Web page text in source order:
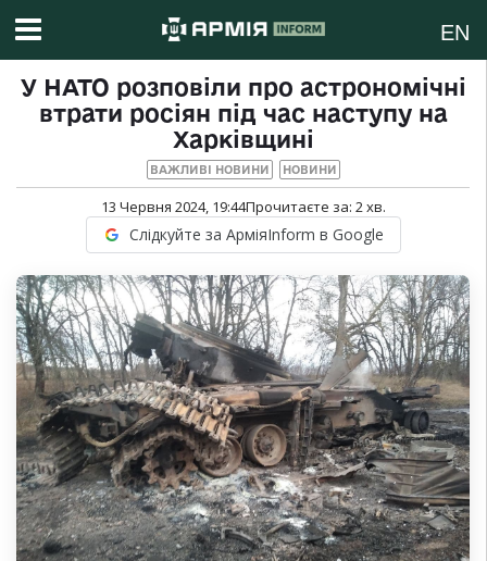
EN
У НАТО розповіли про астрономічні
втрати росіян під час наступу на
Харківщині
ВАЖЛИВІ НОВИНИ НОВИНИ
13 Червня 2024, 19:44Прочитаєте за: 2хв.
Слідкуйте за АрміяInform в Google